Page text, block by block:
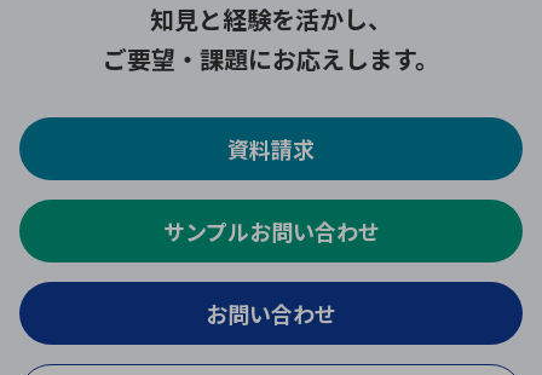
知見と経験を活かし、
ご要望・課題にお応えします。
資料請求
サンプルお問い合わせ
お問い合わせ